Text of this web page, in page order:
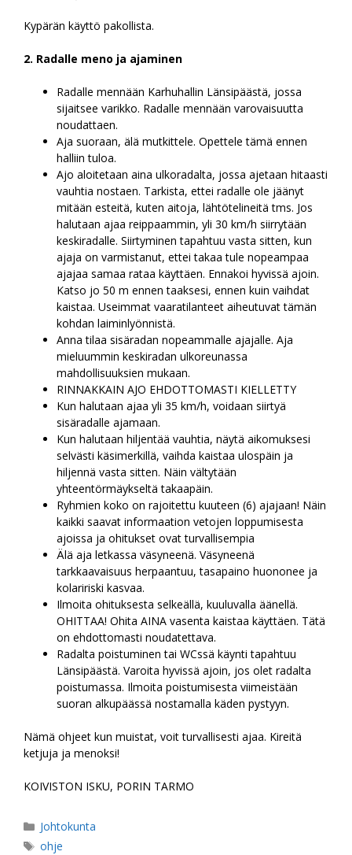
Kypärän käyttö pakollista.
2. Radalle meno ja ajaminen
Radalle mennään Karhuhallin Länsipäästä, jossa
sijaitsee varikko. Radalle mennään varovaisuutta
noudattaen.
Aja suoraan, älä mutkittele. Opettele tämä ennen
halliin tuloa.
Ajo aloitetaan aina ulkoradalta, jossa ajetaan hitaasti
vauhtia nostaen. Tarkista, ettei radalle ole jäänyt
mitään esteitä, kuten aitoja, lähtötelineitä tms. Jos
halutaan ajaa reippaammin, yli 30 km/h siirrytään
keskiradalle. Siirtyminen tapahtuu vasta sitten, kun
ajaja on varmistanut, ettei takaa tule nopeampaa
ajajaa samaa rataa käyttäen. Ennakoi hyvissä ajoin.
Katso jo 50 m ennen taaksesi, ennen kuin vaihdat
kaistaa. Useimmat vaaratilanteet aiheutuvat tämän
kohdan laiminlyönnistä.
Anna tilaa sisäradan nopeammalle ajajalle. Aja
mieluummin keskiradan ulkoreunassa
mahdollisuuksien mukaan.
RINNAKKAIN AJO EHDOTTOMASTI KIELLETTY
Kun halutaan ajaa yli 35 km/h, voidaan siirtyä
sisäradalle ajamaan.
Kun halutaan hiljentää vauhtia, näytä aikomuksesi
selvästi käsimerkillä, vaihda kaistaa ulospäin ja
hiljennä vasta sitten. Näin vältytään
yhteentörmäykseltä takaapäin.
Ryhmien koko on rajoitettu kuuteen (6) ajajaan! Näin
kaikki saavat informaation vetojen loppumisesta
ajoissa ja ohitukset ovat turvallisempia
Älä aja letkassa väsyneenä. Väsyneenä
tarkkaavaisuus herpaantuu, tasapaino huononee ja
kolaririski kasvaa.
Ilmoita ohituksesta selkeällä, kuuluvalla äänellä.
OHITTAA! Ohita AINA vasenta kaistaa käyttäen. Tätä
on ehdottomasti noudatettava.
Radalta poistuminen tai WCssä käynti tapahtuu
Länsipäästä. Varoita hyvissä ajoin, jos olet radalta
poistumassa. Ilmoita poistumisesta viimeistään
suoran alkupäässä nostamalla käden pystyyn.
Nämä ohjeet kun muistat, voit turvallisesti ajaa. Kireitä
ketjuja ja menoksi!
KOIVISTON ISKU, PORIN TARMO
Kategoriat
Johtokunta
Avainsanat
ohje